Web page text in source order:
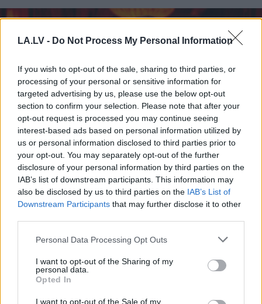
LA.LV - Do Not Process My Personal Information
If you wish to opt-out of the sale, sharing to third parties, or
processing of your personal or sensitive information for
targeted advertising by us, please use the below opt-out
section to confirm your selection. Please note that after your
opt-out request is processed you may continue seeing
interest-based ads based on personal information utilized by
us or personal information disclosed to third parties prior to
your opt-out. You may separately opt-out of the further
disclosure of your personal information by third parties on the
IAB’s list of downstream participants. This information may
also be disclosed by us to third parties on the IAB’s List of
Downstream Participants that may further disclose it to other
Please note that this website/app uses one or more Google
not limited to your visit or usage behaviour. You may click to
grant or deny consent to Google and its third-party tags to
use your data for below specified purposes in below Google
consent section.
Personal Data Processing Opt Outs
I want to opt-out of the Sharing of my
personal data.
Opted In
I want to opt-out of the Sale of my
“Tāsanāca, ka iemīlējās
divi cilvēki ar lielu gadu
starpību,” Linda Kalniņa
pirmo reizi publiski
apstiprina laulību ar
Džilindžeru
LASĪTĀKIE